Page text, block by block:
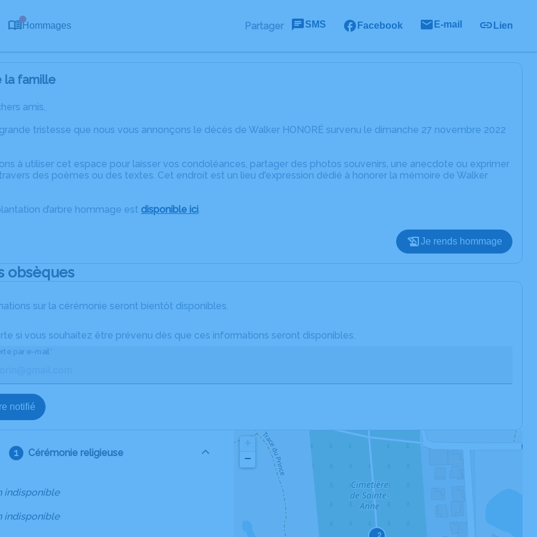
Hommages Partager SMS Facebook E-mail Lien
la famille
amis,
tristesse que nous vous annonçons le décès de Walker HONORÉ survenu le dimanche 27 novembre 2022
à utiliser cet espace pour laisser vos condoléances, partager des photos souvenirs, une anecdote ou exprimer
des poèmes ou des textes. Cet endroit est un lieu d'expression dédié à honorer la mémoire de Walker
d’arbre hommage est disponible ici.
Je rends hommage
obsèques
sur la cérémonie seront bientôt disponibles.
si vous souhaitez être prévenu dès que ces informations seront disponibles.
par e-mail*
notifié
Cérémonie religieuse
indisponible
indisponible
2
−